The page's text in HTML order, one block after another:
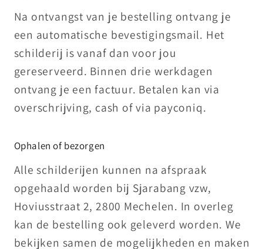
Na ontvangst van je bestelling ontvang je
een automatische bevestigingsmail. Het
schilderij is vanaf dan voor jou
gereserveerd. Binnen drie werkdagen
ontvang je een factuur. Betalen kan via
overschrijving, cash of via payconiq.
Ophalen of bezorgen
Alle schilderijen kunnen na afspraak
opgehaald worden bij Sjarabang vzw,
Hoviusstraat 2, 2800 Mechelen. In overleg
kan de bestelling ook geleverd worden. We
bekijken samen de mogelijkheden en maken